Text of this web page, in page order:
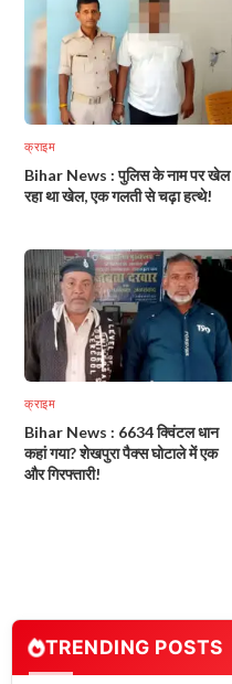
क्राइम
Bihar News : पुलिस के नाम पर खेल
रहा था खेल, एक गलती से चढ़ा हत्थे!
क्राइम
Bihar News : 6634 क्विंटल धान
कहां गया? शेखपुरा पैक्स घोटाले में एक
और गिरफ्तारी!
TRENDING POSTS